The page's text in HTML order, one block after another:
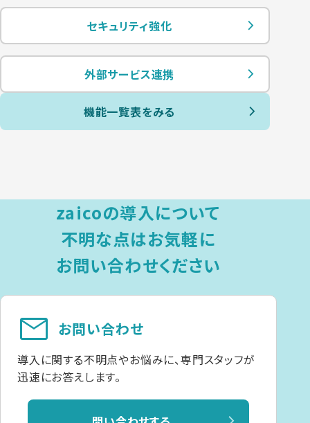
セキュリティ強化
外部サービス連携
機能一覧表をみる
zaicoの導入について
不明な点はお気軽に
お問い合わせください
お問い合わせ
mail
導入に関する不明点やお悩みに、専門スタッフが
迅速にお答えします。